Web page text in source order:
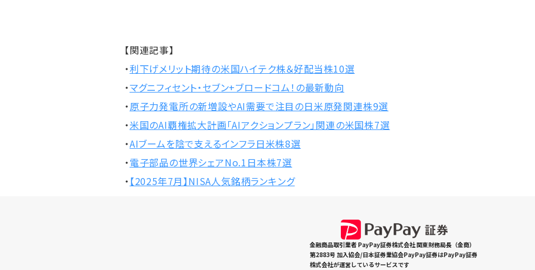
【関連記事】
・利下げメリット期待の米国ハイテク株＆好配当株10選
・マグニフィセント・セブン+ブロードコム！の最新動向
・原子力発電所の新増設やAI需要で注目の日米原発関連株9選
・米国のAI覇権拡大計画「AIアクションプラン」関連の米国株7選
・AIブームを陰で支えるインフラ日米株8選
・電子部品の世界シェアNo.1日本株7選
・ 【2025年7月】NISA人気銘柄ランキング
金融商品取引業者 PayPay証券株式会社 関東財務局長（金商）
第2883号 加入協会/日本証券業協会PayPay証券はPayPay証券
株式会社が運営しているサービスです